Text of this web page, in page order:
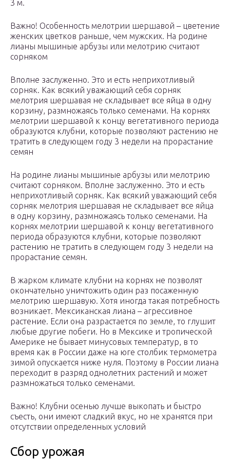
3 м.
Важно! Особенность мелотрии шершавой – цветение
женских цветков раньше, чем мужских. На родине
лианы мышиные арбузы или мелотрию считают
сорняком
Вполне заслуженно. Это и есть неприхотливый
сорняк. Как всякий уважающий себя сорняк
мелотрия шершавая не складывает все яйца в одну
корзину, размножаясь только семенами. На корнях
мелотрии шершавой к концу вегетативного периода
образуются клубни, которые позволяют растению не
тратить в следующем году 3 недели на прорастание
семян
На родине лианы мышиные арбузы или мелотрию
считают сорняком. Вполне заслуженно. Это и есть
неприхотливый сорняк. Как всякий уважающий себя
сорняк мелотрия шершавая не складывает все яйца
в одну корзину, размножаясь только семенами. На
корнях мелотрии шершавой к концу вегетативного
периода образуются клубни, которые позволяют
растению не тратить в следующем году 3 недели на
прорастание семян.
В жарком климате клубни на корнях не позволят
окончательно уничтожить один раз посаженную
мелотрию шершавую. Хотя иногда такая потребность
возникает. Мексиканская лиана – агрессивное
растение. Если она разрастается по земле, то глушит
любые другие побеги. Но в Мексике и тропической
Америке не бывает минусовых температур, в то
время как в России даже на юге столбик термометра
зимой опускается ниже нуля. Поэтому в России лиана
переходит в разряд однолетних растений и может
размножаться только семенами.
Важно! Клубни осенью лучше выкопать и быстро
съесть, они имеют сладкий вкус, но не хранятся при
отсутствии определенных условий
Сбор урожая